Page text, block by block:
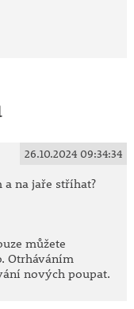
26.10.2024 09:34:34
na jaře stříhat?
můžete
Otrháváním
nových poupat.